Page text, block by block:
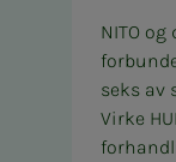
NITO
seks av
Virke